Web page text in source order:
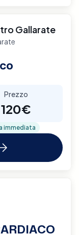
Gallarate
Prezzo
120€
immediata